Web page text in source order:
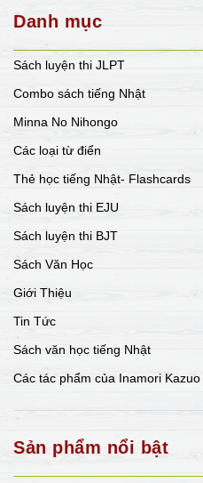
Danh mục
Sách luyện thi JLPT
Combo sách tiếng Nhật
Minna No Nihongo
Các loại từ điển
Thẻ học tiếng Nhật- Flashcards
Sách luyện thi EJU
Sách luyện thi BJT
Sách Văn Học
Giới Thiệu
Tin Tức
Sách văn học tiếng Nhật
Các tác phẩm của Inamori Kazuo
Sản phẩm nổi bật